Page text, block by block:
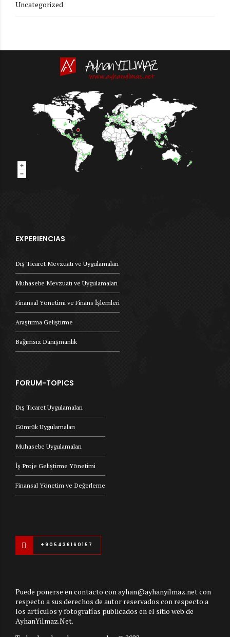
Uncategorized
EXPERIENCIAS
Dış Ticaret Mevzuatı ve Uygulamaları
Muhasebe Mevzuatı ve Uygulamaları
Finansal Yönetimi ve Finans İşlemleri
Araştırma Geliştirme
Bağımsız Danışmanlık
FORUM-TOPICS
Dış Ticaret Uygulamaları
Gümrük Uygulamaları
Muhasebe Uygulamaları
İş Proje Geliştirme Yönetimi
Finansal Yönetim ve Değerleme
+905436160157
Puede ponerse en contacto con ayhan@ayhanyilmaz.net con
respecto a sus derechos de autor reservados con respecto a
los artículos y fotografías publicados en el sitio web de
AyhanYilmaz.Net.